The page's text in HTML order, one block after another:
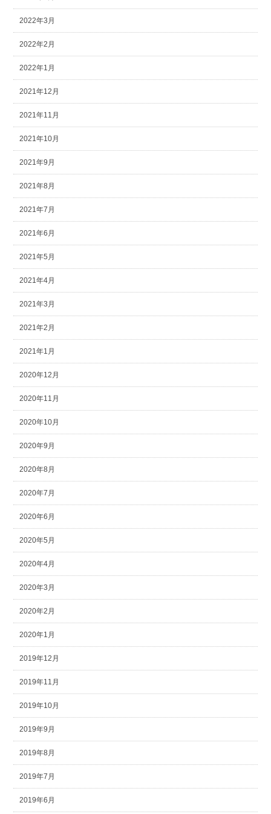
2022年3月
2022年2月
2022年1月
2021年12月
2021年11月
2021年10月
2021年9月
2021年8月
2021年7月
2021年6月
2021年5月
2021年4月
2021年3月
2021年2月
2021年1月
2020年12月
2020年11月
2020年10月
2020年9月
2020年8月
2020年7月
2020年6月
2020年5月
2020年4月
2020年3月
2020年2月
2020年1月
2019年12月
2019年11月
2019年10月
2019年9月
2019年8月
2019年7月
2019年6月